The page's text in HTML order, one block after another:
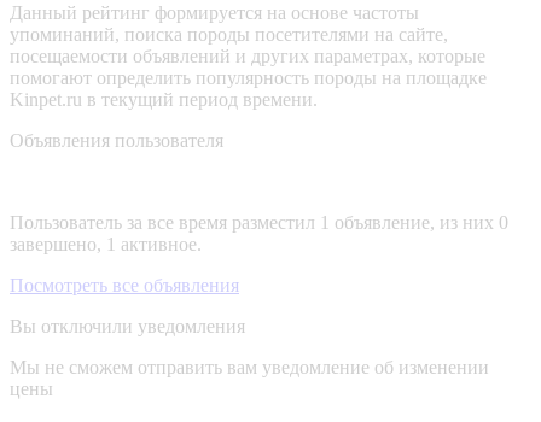
Данный рейтинг формируется на основе частоты
упоминаний, поиска породы посетителями на сайте,
посещаемости объявлений и других параметрах, которые
помогают определить популярность породы на площадке
Kinpet.ru в текущий период времени.
Объявления пользователя
Пользователь за все время разместил 1 объявление, из них 0
завершено, 1 активное.
Посмотреть все объявления
Вы отключили уведомления
Мы не сможем отправить вам уведомление об изменении
цены